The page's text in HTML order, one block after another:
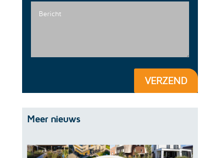
VERZEND
Meer nieuws